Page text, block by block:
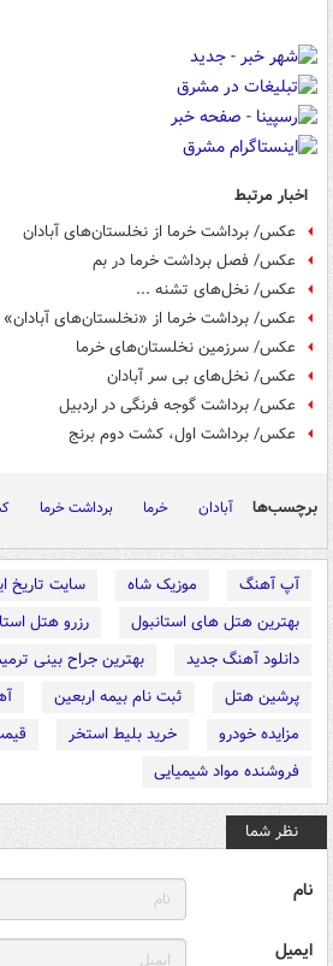
اخبار مرتبط
عکس/ برداشت خرما از نخلستان‌های آبادان
عکس/ فصل برداشت خرما در بم
عکس/ نخل‌های تشنه ...
عکس/ برداشت خرما از «نخلستان‌های آبادان»
عکس/ سرزمین نخلستان‌های خرما
عکس/ نخل‌های بی سر آبادان
عکس/ برداشت گوجه فرنگی در اردبیل
عکس/ برداشت اول، کشت دوم برنج
برچسب‌ها آبادان خرما برداشت خرما
آپ آهنگ موزیک شاه
سایت تاریخ
بهترین هتل های استانبول
رزرو هتل
دانلود آهنگ جدید
بهترین جراح بینی
پرشین هتل
ثبت نام بیمه اربعین
مزایده خودرو
خرید بلیط استخر
فروشنده مواد شیمیایی
نظر شما
نام
ایمیل